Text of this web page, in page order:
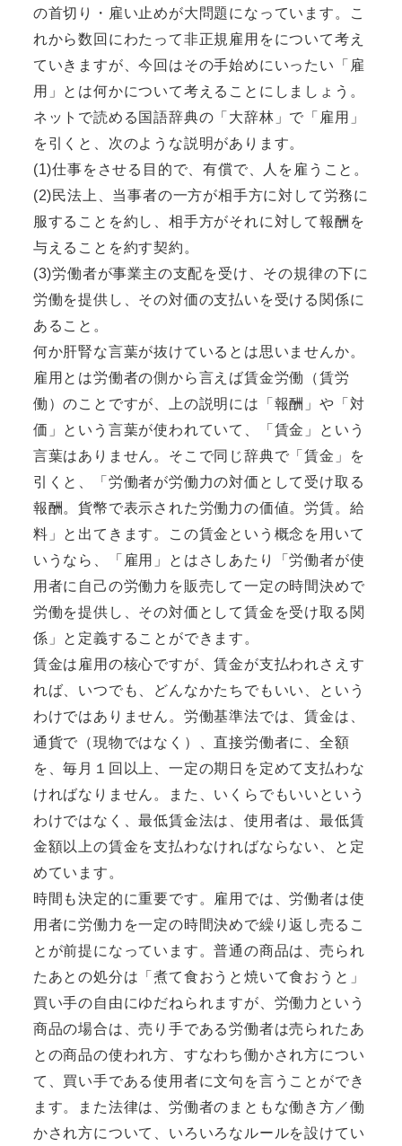
の首切り・雇い止めが大問題になっています。こ
れから数回にわたって非正規雇用をについて考え
ていきますが、今回はその手始めにいったい「雇
用」とは何かについて考えることにしましょう。
ネットで読める国語辞典の「大辞林」で「雇用」
を引くと、次のような説明があります。
(1)仕事をさせる目的で、有償で、人を雇うこと。
(2)民法上、当事者の一方が相手方に対して労務に
服することを約し、相手方がそれに対して報酬を
与えることを約す契約。
(3)労働者が事業主の支配を受け、その規律の下に
労働を提供し、その対価の支払いを受ける関係に
あること。
何か肝腎な言葉が抜けているとは思いませんか。
雇用とは労働者の側から言えば賃金労働（賃労
働）のことですが、上の説明には「報酬」や「対
価」という言葉が使われていて、「賃金」という
言葉はありません。そこで同じ辞典で「賃金」を
引くと、「労働者が労働力の対価として受け取る
報酬。貨幣で表示された労働力の価値。労賃。給
料」と出てきます。この賃金という概念を用いて
いうなら、「雇用」とはさしあたり「労働者が使
用者に自己の労働力を販売して一定の時間決めで
労働を提供し、その対価として賃金を受け取る関
係」と定義することができます。
賃金は雇用の核心ですが、賃金が支払われさえす
れば、いつでも、どんなかたちでもいい、という
わけではありません。労働基準法では、賃金は、
通貨で（現物ではなく）、直接労働者に、全額
を、毎月１回以上、一定の期日を定めて支払わな
ければなりません。また、いくらでもいいという
わけではなく、最低賃金法は、使用者は、最低賃
金額以上の賃金を支払わなければならない、と定
めています。
時間も決定的に重要です。雇用では、労働者は使
用者に労働力を一定の時間決めで繰り返し売るこ
とが前提になっています。普通の商品は、売られ
たあとの処分は「煮て食おうと焼いて食おうと」
買い手の自由にゆだねられますが、労働力という
商品の場合は、売り手である労働者は売られたあ
との商品の使われ方、すなわち働かされ方につい
て、買い手である使用者に文句を言うことができ
ます。また法律は、労働者のまともな働き方／働
かされ方について、いろいろなルールを設けてい